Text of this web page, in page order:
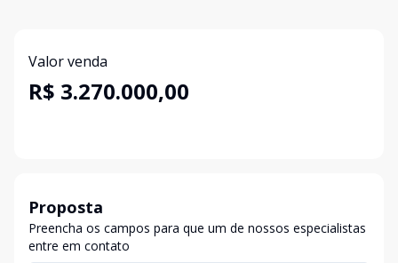
Valor venda
R$ 3.270.000,00
Proposta
Preencha os campos para que um de nossos especialistas
entre em contato